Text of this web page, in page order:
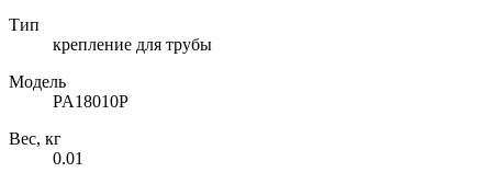
Тип
крепление для трубы
Модель
PA18010P
Вес, кг
0.01